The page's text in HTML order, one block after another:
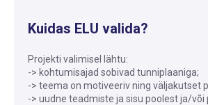
Kuidas ELU valida?
Projekti valimisel lähtu:
-> kohtumisajad sobivad tunniplaaniga;
-> teema on motiveeriv ning väljakutset
-> uudne teadmiste ja sisu poolest ja/